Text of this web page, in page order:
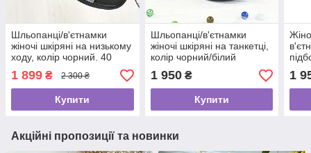
Шльопанці/в'єтнамки
жіночі шкіряні на низькому
ходу, колір чорний. 40
розмір
1 899 ₴ 2 300 ₴
Купити
Шльопанці/в'єтнамки
жіночі шкіряні на танкетці,
колір чорний/білий
1 950₴
Купити
1
Акційні пропозиції та новинки